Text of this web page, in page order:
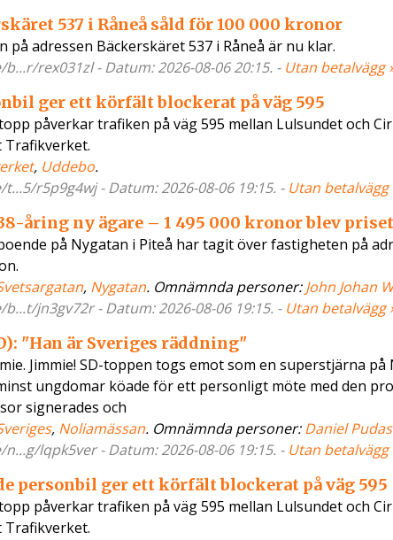
537 i Råneå såld för 100 000 kronor
på adressen Bäckerskäret 537 i Råneå är nu klar.
rex031zl - Datum: 2026-08-06 20:15. - Utan betalvägg
ger ett körfält blockerat på väg 595
påverkar trafiken på väg 595 mellan Lulsundet och
, Uddebo.
r5p9g4wj - Datum: 2026-08-06 19:15. - Utan betalvägg
åring ny ägare – 1 495 000 kronor blev priset
på Nygatan i Piteå har tagit över fastigheten på
, Nygatan. Omnämnda personer:John Johan
jn3gv72r - Datum: 2026-08-06 19:15. - Utan betalvägg
"Han är Sveriges räddning"
Jimmie! SD-toppen togs emot som en superstjärna på
ungdomar köade för ett personligt möte med den
signerades och
, Noliamässan. Omnämnda personer:Daniel Pudas
lqpk5ver - Datum: 2026-08-06 19:15. - Utan betalvägg
personbil ger ett körfält blockerat på väg 595
påverkar trafiken på väg 595 mellan Lulsundet och